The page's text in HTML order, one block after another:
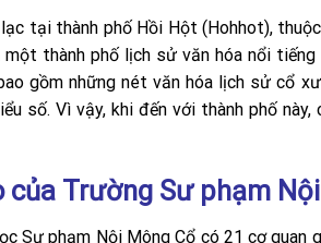
tại thành phố Hồi Hột (Hohhot),
thành phố lịch sử văn hóa nổi
gồm những nét văn hóa lịch sử cổ
số. Vì vậy, khi đến với thành phố
của Trường Sư phạm
Sư phạm Nội Mông Cổ có 21 cơ quan